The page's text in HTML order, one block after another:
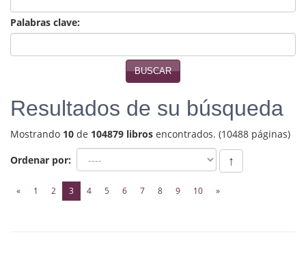
Cine
Cómic
Palabras clave:
BUSCAR
Resultados de su búsqueda
Mostrando 10 de 104879 libros encontrados. (10488 páginas)
Ordenar por:
↑
« 1 2 3 (current)
4 5 6 7 8 9 10 »